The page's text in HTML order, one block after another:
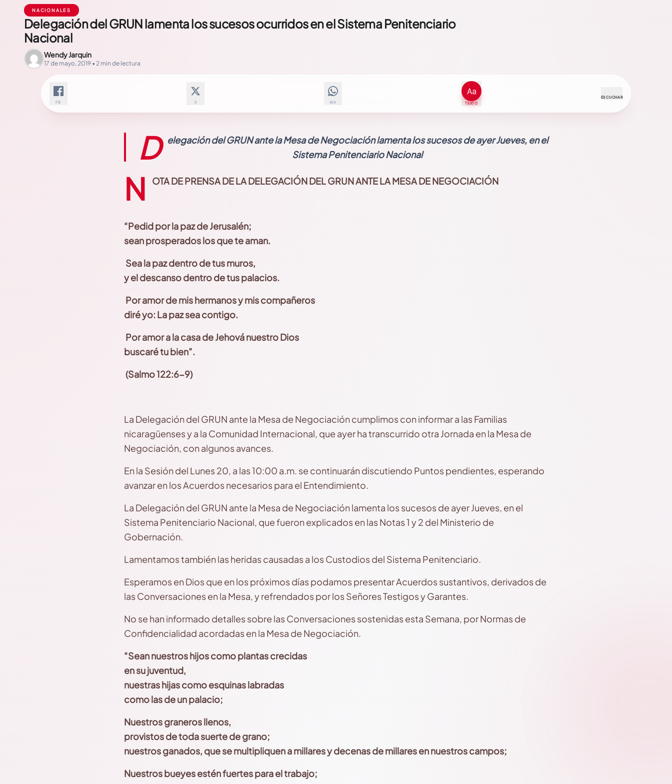
NACIONALES
Delegación del GRUN lamenta los sucesos ocurridos en el Sistema Penitenciario
Nacional
Wendy Jarquin
17 de mayo, 2019 • 2 min de lectura
FB X WA TEXTO
ESCUCHAR
D
elegación del GRUN ante la Mesa de Negociación lamenta los sucesos de ayer Jueves, en el
Sistema Penitenciario Nacional
N OTA DE PRENSADE LA DELEGACIÓN DEL GRUNANTE LA MESA DE NEGOCIACIÓN
“Pedid por la paz de Jerusalén;
sean prosperados los que te aman.
Sea la paz dentro de tus muros,
y el descanso dentro de tus palacios.
Por amor de mis hermanos y mis compañeros
diré yo: La paz sea contigo.
Por amor a la casa de Jehová nuestro Dios
buscaré tu bien”.
(Salmo 122:6-9)
La Delegación del GRUN ante la Mesa de Negociación cumplimos con informar a las Familias
nicaragüenses y a la Comunidad Internacional, que ayer ha transcurrido otra Jornada en la Mesa de
Negociación, con algunos avances.
En la Sesión del Lunes 20, a las 10:00 a.m. se continuarán discutiendo Puntos pendientes, esperando
avanzar en los Acuerdos necesarios para el Entendimiento.
La Delegación del GRUN ante la Mesa de Negociación lamenta los sucesos de ayer Jueves, en el
Sistema Penitenciario Nacional, que fueron explicados en las Notas 1 y 2 del Ministerio de
Gobernación.
Lamentamos también las heridas causadas a los Custodios del Sistema Penitenciario.
Esperamos en Dios que en los próximos días podamos presentar Acuerdos sustantivos, derivados de
las Conversaciones en la Mesa, y refrendados por los Señores Testigos y Garantes.
No se han informado detalles sobre las Conversaciones sostenidas esta Semana, por Normas de
Confidencialidad acordadas en la Mesa de Negociación.
“Sean nuestros hijos como plantas crecidas
en su juventud,
nuestras hijas como esquinas labradas
como las de un palacio;
Nuestros graneros llenos,
provistos de toda suerte de grano;
nuestros ganados, que se multipliquen a millares y decenas de millares en nuestros campos;
Nuestros bueyes estén fuertes para el trabajo;